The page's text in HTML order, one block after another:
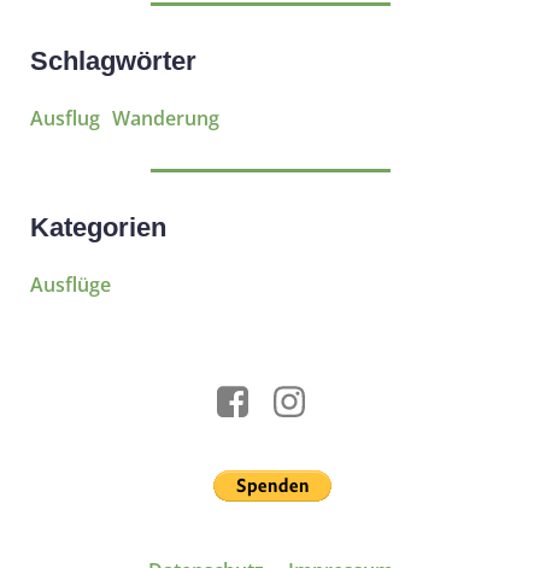
Schlagwörter
Ausflug Wanderung
Kategorien
Ausflüge